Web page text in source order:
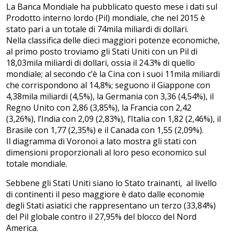
La Banca Mondiale ha pubblicato questo mese i dati sul
Prodotto interno lordo (Pil) mondiale, che nel 2015 è
stato pari a un totale di 74mila miliardi di dollari.
Nella classifica delle dieci maggiori potenze economiche,
al primo posto troviamo gli Stati Uniti con un Pil di
18,03mila miliardi di dollari, ossia il 24.3% di quello
mondiale; al secondo c’è la Cina con i suoi 11mila miliardi
che corrispondono al 14,8%; seguono il Giappone con
4,38mila miliardi (4,5%), la Germania con 3,36 (4,54%), il
Regno Unito con 2,86 (3,85%), la Francia con 2,42
(3,26%), l’India con 2,09 (2,83%), l’Italia con 1,82 (2,46%), il
Brasile con 1,77 (2,35%) e il Canada con 1,55 (2,09%).
Il diagramma di Voronoi a lato mostra gli stati con
dimensioni proporzionali al loro peso economico sul
totale mondiale.
Sebbene gli Stati Uniti siano lo Stato trainanti, al livello
di continenti il peso maggiore è dato dalle economie
degli Stati asiatici che rappresentano un terzo (33,84%)
del Pil globale contro il 27,95% del blocco del Nord
America.